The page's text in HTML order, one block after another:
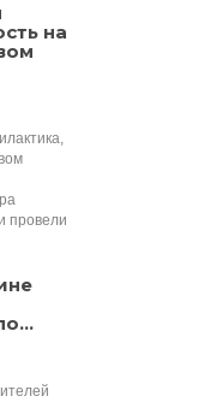
на
провели